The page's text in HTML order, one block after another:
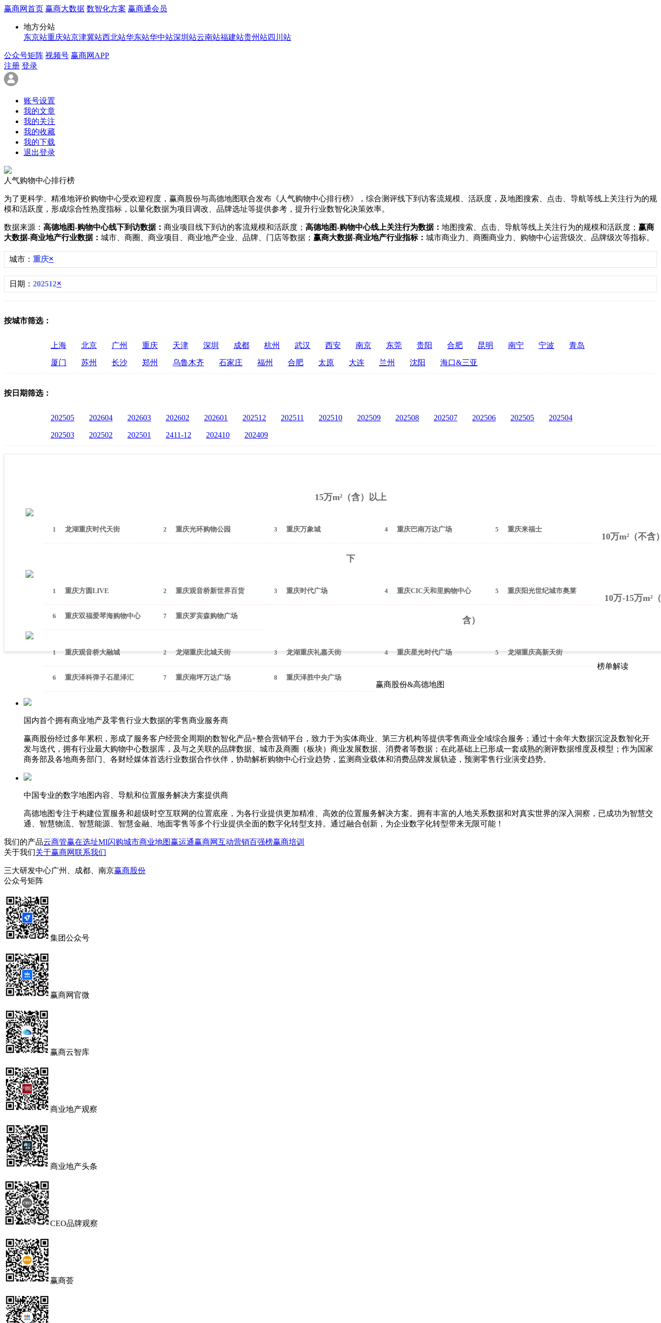
赢商网首页 赢商大数据 数智化方案 赢商通会员
地方分站
东京站重庆站京津冀站西北站华东站华中站深圳站云南站福建站贵州站四川站
公众号矩阵 视频号 赢商网APP
注册 登录
账号设置
我的文章
我的关注
我的收藏
我的下载
退出登录
人气购物中心排行榜
为了更科学、精准地评价购物中心受欢迎程度，赢商股份与高德地图联合发布《人气购物中心排行榜》，综合测评线下到访客流规模、活跃度，及地图搜索、点击、导航等线上关注行为的规
模和活跃度，形成综合性热度指标，以量化数据为项目调改、品牌选址等提供参考，提升行业数智化决策效率。
数据来源： 高德地图-购物中心线下到访数据： 商业项目线下到访的客流规模和活跃度； 高德地图-购物中心线上关注行为数据： 地图搜索、点击、导航等线上关注行为的规模和活跃度； 赢商
大数据-商业地产行业数据： 城市、商圈、商业项目、商业地产企业、品牌、门店等数据； 赢商大数据-商业地产行业指标： 城市商业力、商圈商业力、购物中心运营级次、品牌级次等指标。
城市： 重庆×
日期： 202512×
按城市筛选：
上海 北京 广州 重庆 天津 深圳 成都 杭州 武汉 西安 南京 东莞 贵阳 合肥 昆明 南宁 宁波 青岛
厦门 苏州 长沙 郑州 乌鲁木齐 石家庄 福州 合肥 太原 大连 兰州 沈阳 海口&三亚
按日期筛选：
202505 202604 202603 202602 202601 202512 202511 202510 202509 202508 202507 202506 202505 202504
202503 202502 202501 2411-12 202410 202409
15万m²（含）以上
1 龙湖重庆时代天街 2 重庆光环购物公园 3 重庆万象城 4 重庆巴南万达广场 5 重庆来福士
10万m²（不含
下
1 重庆方圆LIVE 2 重庆观音桥新世界百货 3 重庆时代广场 4 重庆CIC天和里购物中心 5 重庆阳光世纪城市奥莱
6 重庆双福爱琴海购物中心 7 重庆罗宾森购物广场
10万-15万m²
含）
1 重庆观音桥大融城 2 龙湖重庆北城天街 3 龙湖重庆礼嘉天街 4 重庆星光时代广场 5 龙湖重庆高新天街
6 重庆泽科弹子石星泽汇 7 重庆南坪万达广场 8 重庆泽胜中央广场
榜单解读
赢商股份&高德地图
国内首个拥有商业地产及零售行业大数据的零售商业服务商
赢商股份经过多年累积，形成了服务客户经营全周期的数智化产品+整合营销平台，致力于为实体商业、第三方机构等提供零售商业全域综合服务；通过十余年大数据沉淀及数智化开
发与迭代，拥有行业最大购物中心数据库，及与之关联的品牌数据、城市及商圈（板块）商业发展数据、消费者等数据；在此基础上已形成一套成熟的测评数据维度及模型；作为国家
商务部及各地商务部门、各财经媒体首选行业数据合作伙伴，协助解析购物中心行业趋势，监测商业载体和消费品牌发展轨迹，预测零售行业演变趋势。
中国专业的数字地图内容、导航和位置服务解决方案提供商
高德地图专注于构建位置服务和超级时空互联网的位置底座，为各行业提供更加精准、高效的位置服务解决方案。拥有丰富的人地关系数据和对真实世界的深入洞察，已成功为智慧交
通、智慧物流、智慧能源、智慧金融、地面零售等多个行业提供全面的数字化转型支持。通过融合创新，为企业数字化转型带来无限可能！
我们的产品云商管赢在选址MI闪购城市商业地图赢运通赢商网互动营销百强榜赢商培训
关于我们关于赢商网联系我们
三大研发中心广州、成都、南京赢商股份
公众号矩阵
集团公众号
赢商网官微
赢商云智库
商业地产观察
商业地产头条
CEO品牌观察
赢商荟